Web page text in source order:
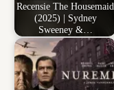
Recensie The Housemaid
(2025) | Sydney
Sweeney &…